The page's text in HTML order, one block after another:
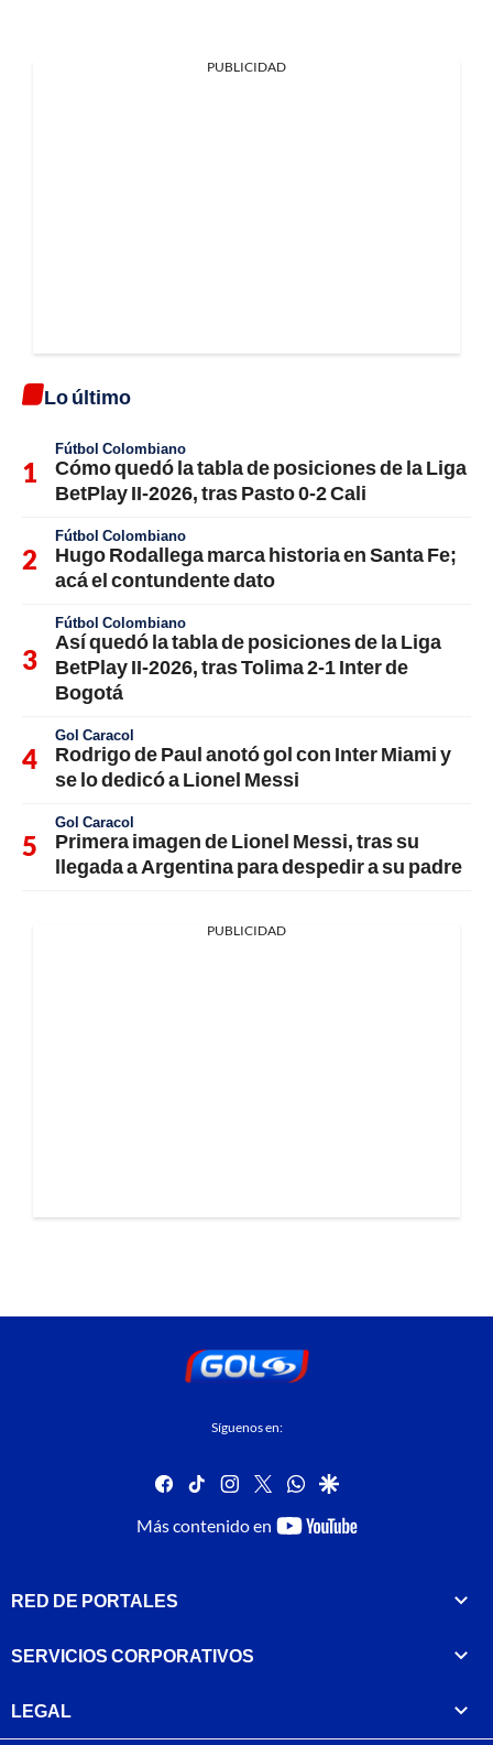
PUBLICIDAD
Lo último
Fútbol Colombiano
Cómo quedó la tabla de posiciones de la Liga
BetPlay II-2026, tras Pasto 0-2 Cali
Fútbol Colombiano
Hugo Rodallega marca historia en Santa Fe;
acá el contundente dato
Fútbol Colombiano
Así quedó la tabla de posiciones de la Liga
BetPlay II-2026, tras Tolima 2-1 Inter de
Bogotá
Gol Caracol
Rodrigo de Paul anotó gol con Inter Miami y
se lo dedicó a Lionel Messi
Gol Caracol
Primera imagen de Lionel Messi, tras su
llegada a Argentina para despedir a su padre
PUBLICIDAD
Síguenos en:
facebook
tiktok instagram
twitterwhatsapp
google
Más contenido en
youtube-
RED DE PORTALES
SERVICIOS CORPORATIVOS
LEGAL